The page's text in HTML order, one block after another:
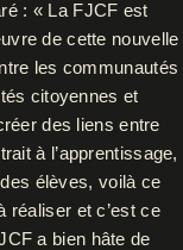
: « La FJCF est
de cette nouvelle
les communautés
citoyennes et
des liens entre
à l’apprentissage,
élèves, voilà ce
réaliser et c’est ce
a bien hâte de